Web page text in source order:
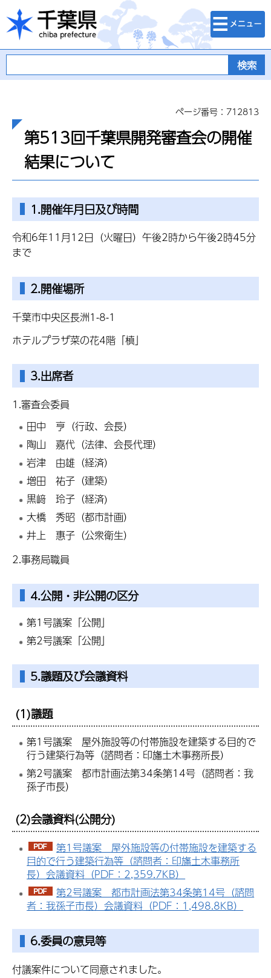
千葉県
検索・メニュ
ー
ページ番号：712813
第513回千葉県開発審査会の開催
結果について
1.開催年月日及び時間
令和6年11月12日（火曜日）午後2時から午後2時45分
まで
2.開催場所
千葉市中央区長洲1-8-1
ホテルプラザ菜の花4階「槙」
3.出席者
1.審査会委員
田中 亨（行政、会長）
陶山 嘉代（法律、会長代理）
岩津 由雄（経済）
増田 祐子（建築）
黒﨑 玲子（経済)
大橋 秀昭（都市計画）
井上 惠子（公衆衛生）
2.事務局職員
4.公開・非公開の区分
第1号議案「公開」
第2号議案「公開」
5.議題及び会議資料
(1)議題
第1号議案 屋外施設等の付帯施設を建築する目的で
行う建築行為等（諮問者：印旛土木事務所長）
第2号議案 都市計画法第34条第14号（諮問者：我
孫子市長）
(2)会議資料(公開分)
第1号議案 屋外施設等の付帯施設を建築する
目的で行う建築行為等（諮問者：印旛土木事務所
長）会議資料（PDF：2,359.7KB）
第2号議案 都市計画法第34条第14号（諮問
者：我孫子市長）会議資料（PDF：1,498.8KB）
6.委員の意見等
付議案件について同意されました。